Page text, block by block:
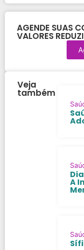
AGENDE SUAS
VALORES
Veja
também
A